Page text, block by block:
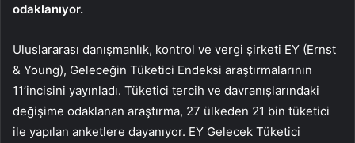
odaklanıyor.
Uluslararası danışmanlık, kontrol ve vergi şirketi EY (Ernst
& Young), Geleceğin Tüketici Endeksi araştırmalarının
11’incisini yayınladı. Tüketici tercih ve davranışlarındaki
değişime odaklanan araştırma, 27 ülkeden 21 bin tüketici
ile yapılan anketlere dayanıyor. EY Gelecek Tüketici